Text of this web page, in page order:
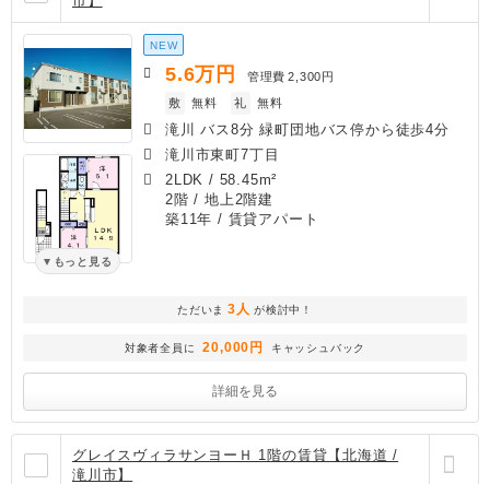
もっと見る
NEW
5.6万円 管理費 2,300円
敷
無料 礼 無料
滝川 バス8分 緑町団地バス停から徒歩4分
滝川市東町7丁目
2LDK / 58.45m²
2階 / 地上2階建
築11年 / 賃貸アパート
ただいま 3人 が検討中！
対象者全員に 20,000円 キャッシュバック
詳細を見る
グレイスヴィラサンヨーＨ 1階の賃貸【北海道 /
滝川市】